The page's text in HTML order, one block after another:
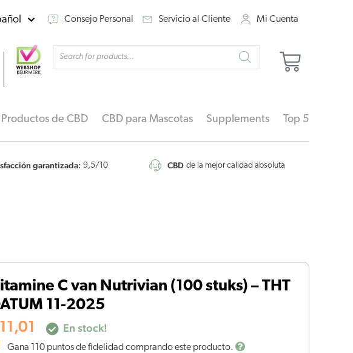
Consejo Personal Servicio al Cliente Mi Cuenta
Búsqueda
de
productos
Carrito
Productos de CBD CBD para Mascotas Supplements Top 5
garantizada: 9,5/10 CBD de la mejor calidad absoluta
C van Nutrivian (100 stuks) – THT
11-2025
11,01 En stock!
Gana 110 puntos de fidelidad comprando este producto.